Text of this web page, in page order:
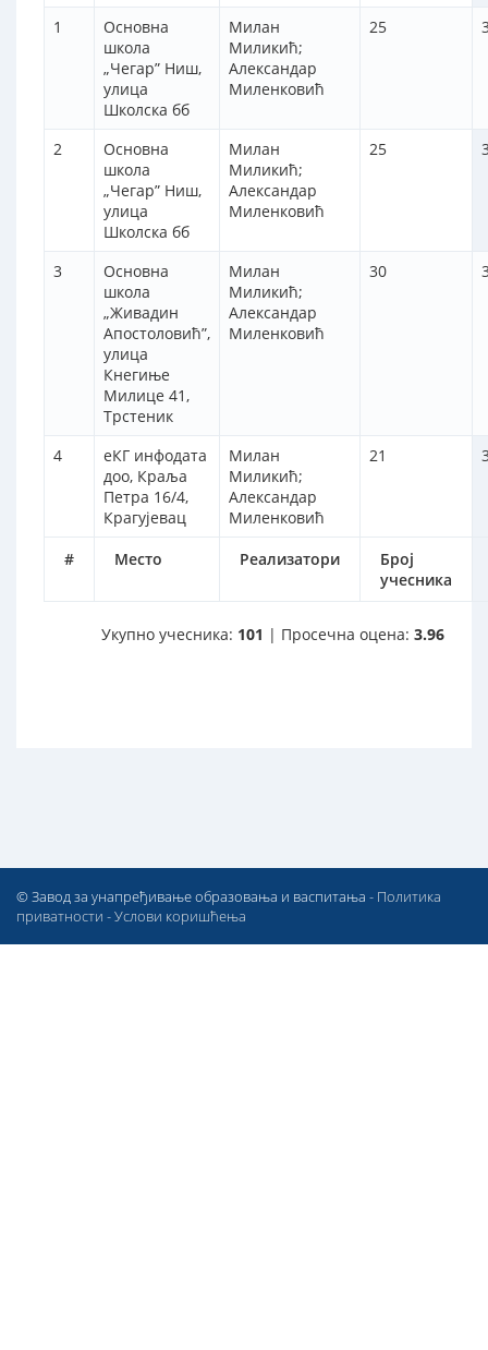
# Место Реализатори
Број
учесника
1
Основна
школа
„Чегар” Ниш,
улица
Школска бб
Милан
Миликић;
Александар
Миленковић
25
2
Основна
школа
„Чегар” Ниш,
улица
Школска бб
Милан
Миликић;
Александар
Миленковић
25
3
Основна
школа
„Живадин
Апостоловић”,
улица
Кнегиње
Милице 41,
Трстеник
Милан
Миликић;
Александар
Миленковић
30
4
еКГ инфодата
доо, Краља
Петра 16/4,
Крагујевац
Милан
Миликић;
Александар
Миленковић
21
Укупно учесника: 101 | Просечна оцена: 3.96
© Завод за унапређивање образовања и васпитања - Политика
приватности -Услови коришћења